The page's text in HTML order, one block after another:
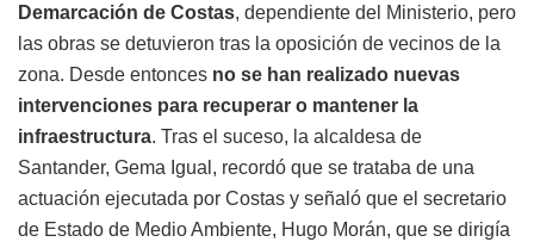
Demarcación de Costas, dependiente del Ministerio, pero
las obras se detuvieron tras la oposición de vecinos de la
zona. Desde entonces no se han realizado nuevas
intervenciones para recuperar o mantener la
infraestructura. Tras el suceso, la alcaldesa de
Santander, Gema Igual, recordó que se trataba de una
actuación ejecutada por Costas y señaló que el secretario
de Estado de Medio Ambiente, Hugo Morán, que se dirigía